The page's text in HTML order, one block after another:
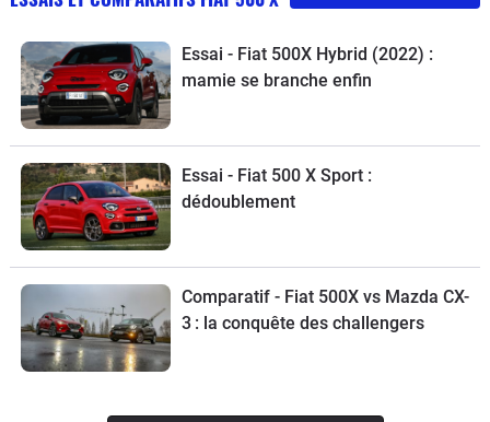
Essai - Fiat 500X Hybrid (2022) :
mamie se branche enfin
Essai - Fiat 500 X Sport :
dédoublement
Comparatif - Fiat 500X vs Mazda CX-
3 : la conquête des challengers